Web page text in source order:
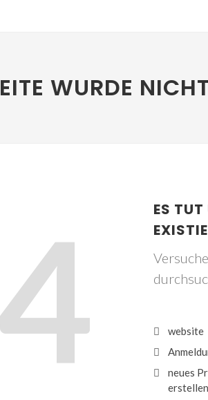
WURDE
ES TUT
website
neues
erstellen